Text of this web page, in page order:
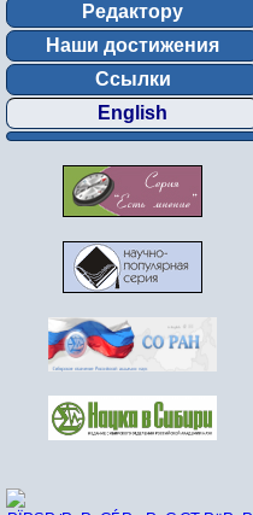
Редактору
Наши достижения
Ссылки
English